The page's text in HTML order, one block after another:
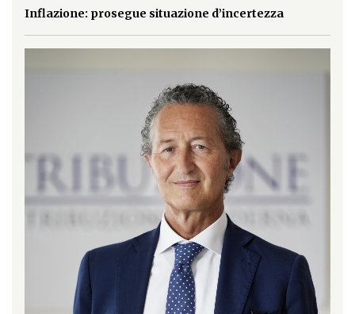
Inflazione: prosegue situazione d’incertezza